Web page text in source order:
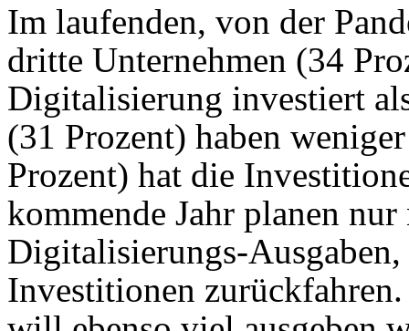
Im laufenden, von der
dritte Unternehmen (34
Digitalisierung investiert
(31 Prozent) haben
Prozent) hat die
kommende Jahr planen
Digitalisierungs-
Investitionen